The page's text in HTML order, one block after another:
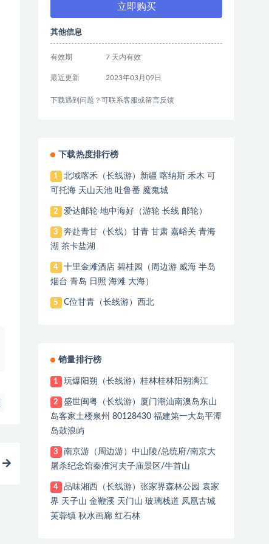
立即购买
其他信息
有效期 7 天内有效
最近更新 2023年03月09日
下载遇到问题？可联系客服或留言反馈
下载热度排行榜
1
北域喀禾（长线游）新疆 喀纳斯 禾木 可
可托海 天山天池 吐鲁番 魔鬼城
2 爱达邮轮 地中海好（游轮 长线 邮轮）
3
奔赴青甘（长线）甘青 甘肃 嘉峪关 青海
湖 茶卡盐湖
4
十里金滩酒店 碧桂园（周边游 威海 半岛
烟台 青岛 日照 海滩 大海）
5 C位甘青（长线游）西北
销量排行榜
1 玩爆阳朔（长线游）桂林桂林阳朔漓江
2
盛世闽粤（长线游）厦门潮汕南澳岛东山
岛客家土楼泉州 80128430 福建第一大岛平潭
岛鼓浪屿
3
南京游（周边游）中山陵/总统府/南京大
屠杀纪念馆秦准河夫子庙景区/牛首山
4
品味湘西（长线游）张家界森林公园 袁家
界 天子山 金鞭溪 天门山 玻璃栈道 凤凰古城
芙蓉镇 秋水画廊 红石林